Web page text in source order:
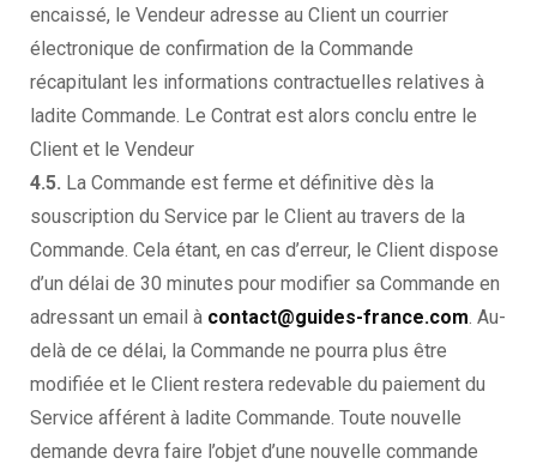
encaissé, le Vendeur adresse au Client un courrier
électronique de confirmation de la Commande
récapitulant les informations contractuelles relatives à
ladite Commande. Le Contrat est alors conclu entre le
Client et le Vendeur
4.5. La Commande est ferme et définitive dès la
souscription du Service par le Client au travers de la
Commande. Cela étant, en cas d’erreur, le Client dispose
d’un délai de 30 minutes pour modifier sa Commande en
adressant un email à contact@guides-france.com. Au-
delà de ce délai, la Commande ne pourra plus être
modifiée et le Client restera redevable du paiement du
Service afférent à ladite Commande. Toute nouvelle
demande devra faire l’objet d’une nouvelle commande